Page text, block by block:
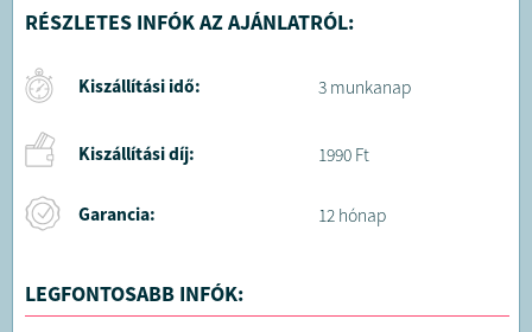
RÉSZLETES INFÓK AZ AJÁNLATRÓL:
Kiszállítási idő: 3 munkanap
Kiszállítási díj: 1990 Ft
Garancia: 12 hónap
LEGFONTOSABB INFÓK: